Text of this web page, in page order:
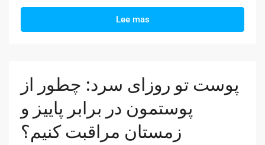
Lee mas
پوست تو روزای سرد: چطور از
پوستمون در برابر پاییز و
زمستان مراقبت کنیم؟